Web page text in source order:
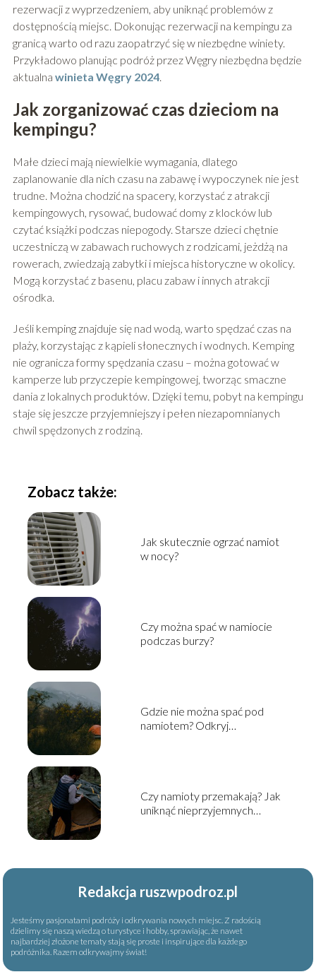
rezerwacji z wyprzedzeniem, aby uniknąć problemów z
dostępnością miejsc. Dokonując rezerwacji na kempingu za
granicą warto od razu zaopatrzyć się w niezbędne winiety.
Przykładowo planując podróż przez Węgry niezbędna będzie
aktualna winieta Węgry 2024.
Jak zorganizować czas dzieciom na
kempingu?
Małe dzieci mają niewielkie wymagania, dlatego
zaplanowanie dla nich czasu na zabawę i wypoczynek nie jest
trudne. Można chodzić na spacery, korzystać z atrakcji
kempingowych, rysować, budować domy z klocków lub
czytać książki podczas niepogody. Starsze dzieci chętnie
uczestniczą w zabawach ruchowych z rodzicami, jeżdżą na
rowerach, zwiedzają zabytki i miejsca historyczne w okolicy.
Mogą korzystać z basenu, placu zabaw i innych atrakcji
ośrodka.
Jeśli kemping znajduje się nad wodą, warto spędzać czas na
plaży, korzystając z kąpieli słonecznych i wodnych. Kemping
nie ogranicza formy spędzania czasu – można gotować w
kamperze lub przyczepie kempingowej, tworząc smaczne
dania z lokalnych produktów. Dzięki temu, pobyt na kempingu
staje się jeszcze przyjemniejszy i pełen niezapomnianych
chwil spędzonych z rodziną.
Zobacz także:
Jak skutecznie ogrzać namiot
w nocy?
Czy można spać w namiocie
podczas burzy?
Gdzie nie można spać pod
namiotem? Odkryj
Czy namioty przemakają? Jak
uniknąć nieprzyjemnych
Redakcja ruszwpodroz.pl
Jesteśmy pasjonatami podróży i odkrywania nowych miejsc. Z radością
dzielimy się naszą wiedzą o turystyce i hobby, sprawiając, że nawet
najbardziej złożone tematy stają się proste i inspirujące dla każdego
podróżnika. Razem odkrywajmy świat!